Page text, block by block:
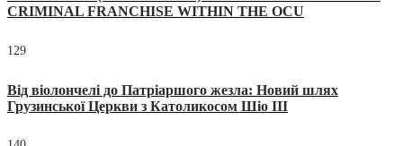
CRIMINAL FRANCHISE WITHIN THE OCU
129
Від віолончелі до Патріаршого жезла: Новий шлях
Грузинської Церкви з Католикосом Шіо III